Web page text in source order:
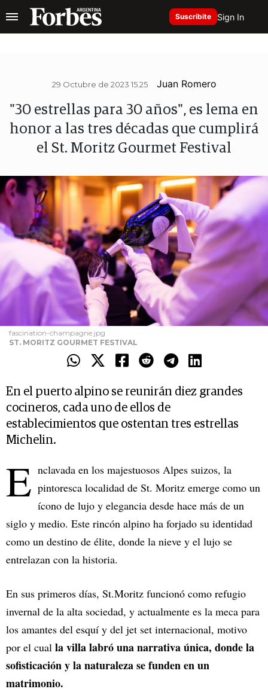
Suscribite Sign In
29 Octubre de 2023 15.25 Juan Romero
"30 estrellas para 30 años", es lema en
honor a las tres décadas que cumplirá
el St. Moritz Gourmet Festival
fascination-champagne.jpg
ST. MORITZ GOURMET FESTIVAL
En el puerto alpino se reunirán diez grandes
cocineros, cada uno de ellos de
establecimientos que ostentan tres estrellas
Michelin.
E nclavada en los majestuosos Alpes suizos, la
pintoresca localidad de St. Moritz emerge como un
ícono de lujo y elegancia desde hace más de un
siglo y medio. Este rincón alpino ha forjado su identidad
como un destino de élite, donde la nieve y el lujo se
entrelazan con la historia.
En sus primeros días, St.Moritz funcionó como refugio
invernal de la alta sociedad, y actualmente es la meca para
los amantes del esquí y del jet set internacional, motivo
por el cual la villa labró una narrativa única, donde la
sofisticación y la naturaleza se funden en un
matrimonio.